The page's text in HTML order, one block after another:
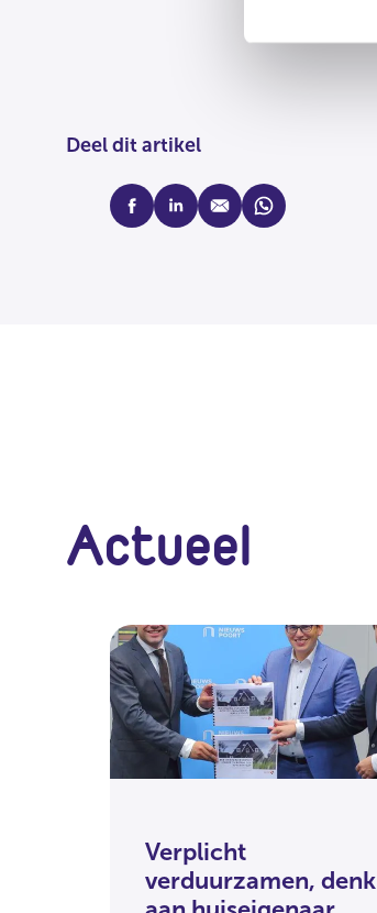
Deel dit artikel
facebooklinkedinmail whatsapp
Actueel
Verplicht
verduurzamen, denk